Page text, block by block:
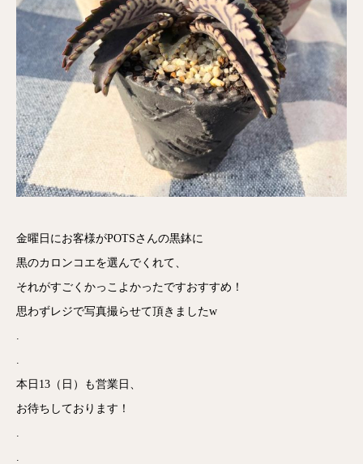
金曜日にお客様がPOTSさんの黒鉢に
黒のカロンコエを選んでくれて、
それがすごくかっこよかったですおすすめ！
思わずレジで写真撮らせて頂きましたw
.
.
本日13（日）も営業日、
お待ちしております！
.
.